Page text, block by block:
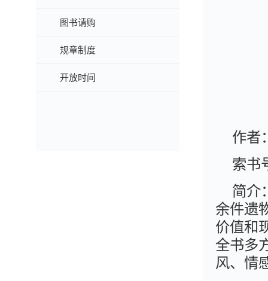
图书请购
规章制度
开放时间
作者
索书
简介
余件遗
价值和
全书多
风、情